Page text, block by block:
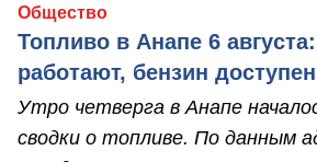
Общество
Топливо в Анапе 6
работают, бензин
Утро четверга в Анапе
сводки о топливе. По данным